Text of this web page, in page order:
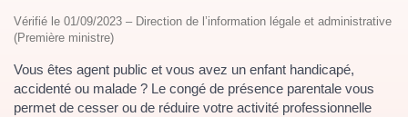
Vérifié le 01/09/2023 – Direction de l’information légale et administrative
(Première ministre)
Vous êtes agent public et vous avez un enfant handicapé,
accidenté ou malade ? Le congé de présence parentale vous
permet de cesser ou de réduire votre activité professionnelle